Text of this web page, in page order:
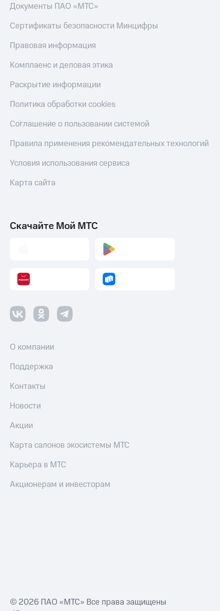
Документы ПАО «МТС»
Сертификаты безопасности Минцифры
Правовая информация
Комплаенс и деловая этика
Раскрытие информации
Политика обработки cookies
Соглашение о пользовании системой
Правила применения рекомендательных технологий
Условия использования сервиса
Карта сайта
Скачайте Мой МТС
О компании
Поддержка
Контакты
Новости
Акции
Карта салонов экосистемы МТС
Карьера в МТС
Акционерам и инвесторам
© 2026 ПАО «МТС» Все права защищены